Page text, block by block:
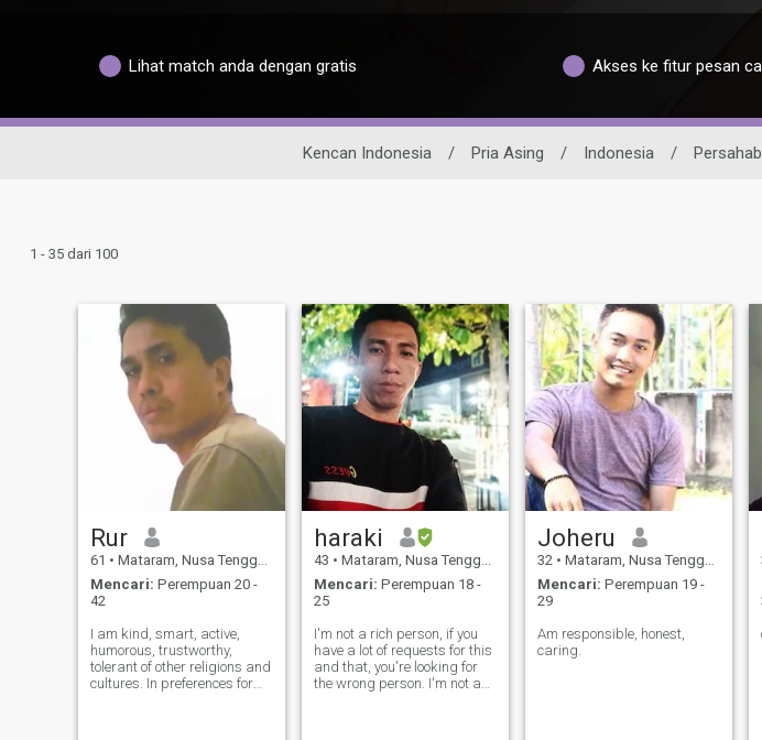
Lihat match anda dengan gratis Akses ke fitur pesan
Kencan Indonesia / Pria Asing / Indonesia /
1 - 35 dari 100
Rur
61 • Mataram, Nusa Tenggara Barat, Indonesia
Mencari: Perempuan 20 -
42
I am kind, smart, active,
humorous, trustworthy,
tolerant of other religions and
cultures. In preferences for
haraki
43 • Mataram, Nusa Tenggara Barat, Indonesia
Mencari: Perempuan 18 -
25
I'm not a rich person, if you
have a lot of requests for this
and that, you're looking for
the wrong person. I'm not a
Joheru
32 • Mataram, Nusa Tenggara Barat, Indonesia
Mencari: Perempuan 19 -
29
Am responsible, honest,
caring.